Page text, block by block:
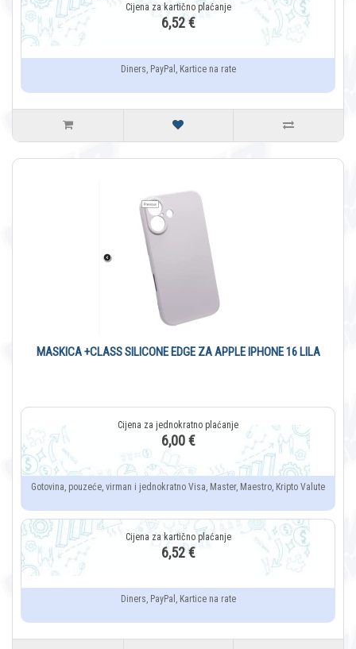
6,52 €
Diners, PayPal, Kartice na rate
MASKICA +CLASS SILICONE EDGE ZA APPLE IPHONE 16 LILA
6,00 €
Gotovina, pouzeće, virman i jednokratno Visa, Master, Maestro, Kripto Valute
6,52 €
Diners, PayPal, Kartice na rate